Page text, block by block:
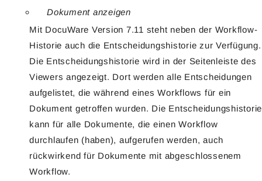
Dokument anzeigen
Mit DocuWare Version 7.11 steht neben der Workflow-
Historie auch die Entscheidungshistorie zur Verfügung.
Die Entscheidungshistorie wird in der Seitenleiste des
Viewers angezeigt. Dort werden alle Entscheidungen
aufgelistet, die während eines Workflows für ein
Dokument getroffen wurden. Die Entscheidungshistorie
kann für alle Dokumente, die einen Workflow
durchlaufen (haben), aufgerufen werden, auch
rückwirkend für Dokumente mit abgeschlossenem
Workflow.